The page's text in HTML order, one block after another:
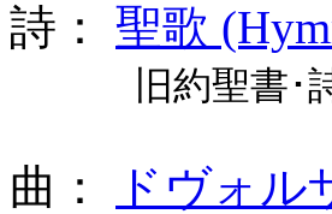
詩： 聖歌
旧約聖書･
曲：
ドヴォル